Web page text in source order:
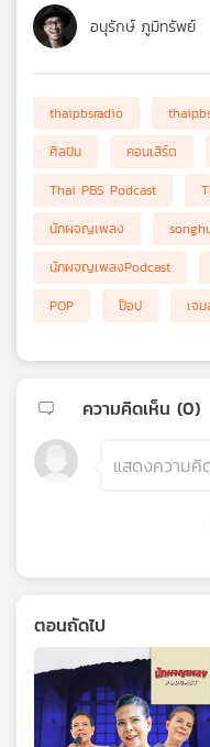
อนุรักษ์ ภูมิทรัพย์
thaipbsradio
ศิลปิน
คอนเสิร์ต
Thai PBS Podcast
นักผจญเพลง
นักผจญเพลงPodcast
POP
ป็อป เจ
ความคิดเห็น (0)
ตอนถัดไป